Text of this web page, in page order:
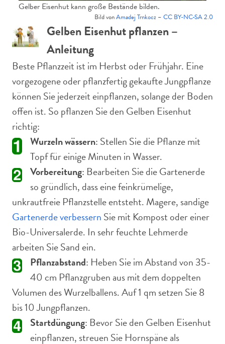
Gelber Eisenhut kann große Bestände bilden.
Bild vonAmadej Trnkocz – CC BY-NC-SA 2.0
Gelben Eisenhut pflanzen –
Anleitung
Beste Pflanzzeit ist im Herbst oder Frühjahr. Eine
vorgezogene oder pflanzfertig gekaufte Jungpflanze
können Sie jederzeit einpflanzen, solange der Boden
offen ist. So pflanzen Sie den Gelben Eisenhut
richtig:
Wurzeln wässern: Stellen Sie die Pflanze mit
Topf für einige Minuten in Wasser.
Vorbereitung: Bearbeiten Sie die Gartenerde
so gründlich, dass eine feinkrümelige,
unkrautfreie Pflanzstelle entsteht. Magere, sandige
Gartenerde verbessern Sie mit Kompost oder einer
Bio-Universalerde. In sehr feuchte Lehmerde
arbeiten Sie Sand ein.
Pflanzabstand: Heben Sie im Abstand von 35-
40 cm Pflanzgruben aus mit dem doppelten
Volumen des Wurzelballens. Auf 1 qm setzen Sie 8
bis 10 Jungpflanzen.
Startdüngung: Bevor Sie den Gelben Eisenhut
einpflanzen, streuen Sie Hornspäne als